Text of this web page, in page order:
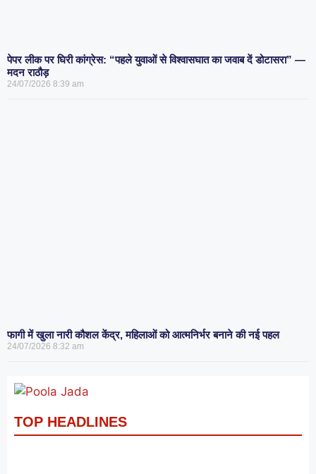
पेपर लीक पर घिरी कांग्रेस: “पहले युवाओं से विश्वासघात का जवाब दें डोटासरा” —
मदन राठौड़
24/07/2026 8:39 am
फागी में खुला नारी कौशल केंद्र, महिलाओं को आत्मनिर्भर बनाने की नई पहल
24/07/2026 8:32 am
TOP HEADLINES